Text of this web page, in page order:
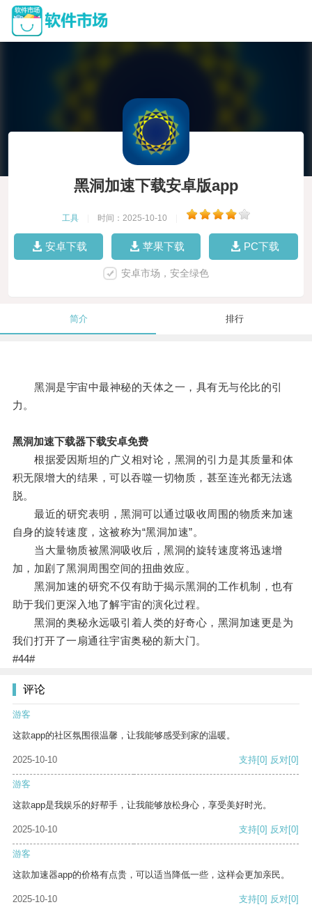
黑洞加速下载安卓版app
工具 时间：2025-10-10
安卓下载 苹果下载 PC下载
安卓市场，安全绿色
简介 排行
黑洞是宇宙中最神秘的天体之一，具有无与伦比的引
力。
黑洞加速下载器下载安卓免费
根据爱因斯坦的广义相对论，黑洞的引力是其质量和体
积无限增大的结果，可以吞噬一切物质，甚至连光都无法逃
脱。
最近的研究表明，黑洞可以通过吸收周围的物质来加速
自身的旋转速度，这被称为“黑洞加速”。
当大量物质被黑洞吸收后，黑洞的旋转速度将迅速增
加，加剧了黑洞周围空间的扭曲效应。
黑洞加速的研究不仅有助于揭示黑洞的工作机制，也有
助于我们更深入地了解宇宙的演化过程。
黑洞的奥秘永远吸引着人类的好奇心，黑洞加速更是为
我们打开了一扇通往宇宙奥秘的新大门。
#44#
评论
游客
这款app的社区氛围很温馨，让我能够感受到家的温暖。
2025-10-10 支持[0] 反对[0]
游客
这款app是我娱乐的好帮手，让我能够放松身心，享受美好时光。
2025-10-10 支持[0] 反对[0]
游客
这款加速器app的价格有点贵，可以适当降低一些，这样会更加亲民。
2025-10-10 支持[0] 反对[0]